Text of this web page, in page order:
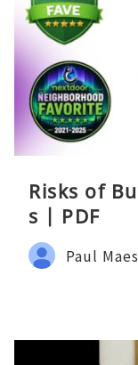
Risks of
s | PDF
Paul